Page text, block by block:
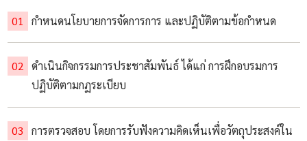
กำหนดนโยบายการจัดการการ และปฏิบัติตามข้อกำหนด
ดำเนินกิจกรรมการประชาสัมพันธ์ ได้แก่ การฝึกอบรมการ
ปฏิบัติตามกฏระเบียบ
การตรวจสอบ โดยการรับฟังความคิดเห็นเพื่อวัตถุประสงค์ใน